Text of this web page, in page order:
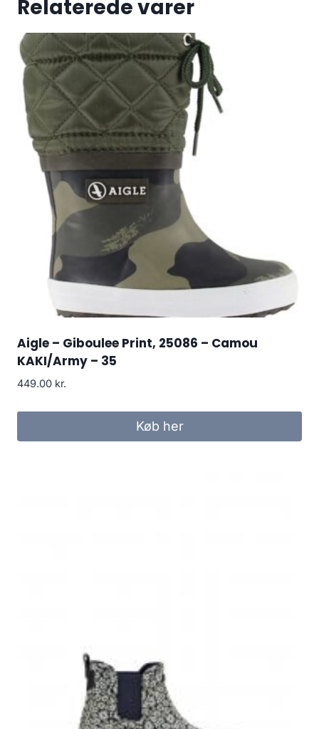
Relaterede varer
Aigle – Giboulee Print, 25086 – Camou
KAKI/Army – 35
449.00 kr.
Køb her